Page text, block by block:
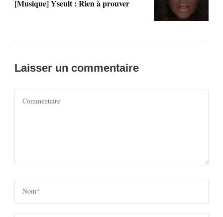
[Musique] Yseult : Rien à prouver
Laisser un commentaire